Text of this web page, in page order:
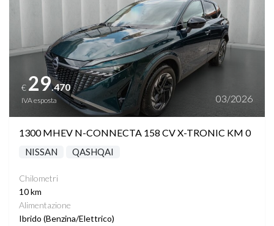
€ 29.470
IVA esposta 03/2026
1300 MHEV N-CONNECTA 158 CV X-TRONIC KM 0
NISSAN QASHQAI
Chilometri
10 km
Alimentazione
Ibrido (Benzina/Elettrico)